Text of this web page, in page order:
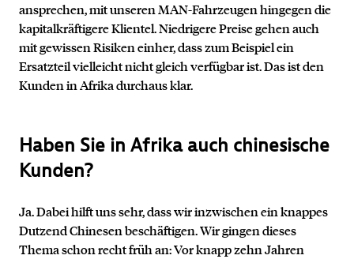
ansprechen, mit unseren MAN-Fahrzeugen hingegen die
kapitalkräftigere Klientel. Niedrigere Preise gehen auch
mit gewissen Risiken einher, dass zum Beispiel ein
Ersatzteil vielleicht nicht gleich verfügbar ist. Das ist den
Kunden in Afrika durchaus klar.
Haben Sie in Afrika auch chinesische
Kunden?
Ja. Dabei hilft uns sehr, dass wir inzwischen ein knappes
Dutzend Chinesen beschäftigen. Wir gingen dieses
Thema schon recht früh an: Vor knapp zehn Jahren
Kontakt